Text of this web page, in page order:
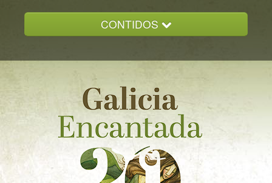
CONTIDOS
GALICIA ENCANTADA
DOCUMENTACION
NOVAS
CONTACTO